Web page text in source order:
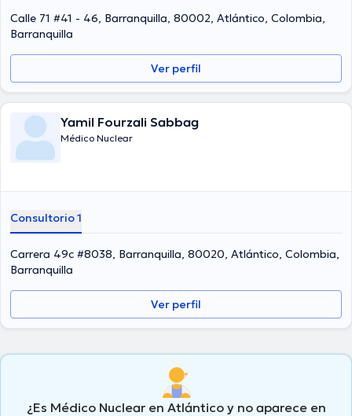
Calle 71 #41 - 46, Barranquilla, 80002, Atlántico, Colombia,
Barranquilla
Ver perfil
Yamil Fourzali Sabbag
Médico Nuclear
Consultorio 1
Carrera 49c #8038, Barranquilla, 80020, Atlántico, Colombia,
Barranquilla
Ver perfil
¿Es Médico Nuclear en Atlántico y no aparece en